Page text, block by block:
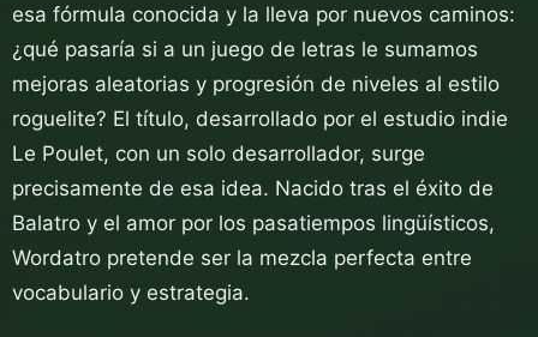
esa fórmula conocida y la lleva por nuevos caminos:
¿qué pasaría si a un juego de letras le sumamos
mejoras aleatorias y progresión de niveles al estilo
roguelite? El título, desarrollado por el estudio indie
Le Poulet, con un solo desarrollador, surge
precisamente de esa idea. Nacido tras el éxito de
Balatro y el amor por los pasatiempos lingüísticos,
Wordatro pretende ser la mezcla perfecta entre
vocabulario y estrategia.